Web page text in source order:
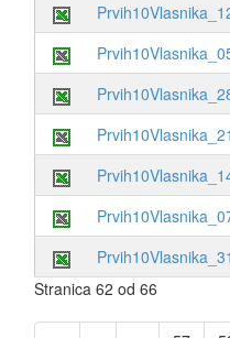
Stranica 62 od 66